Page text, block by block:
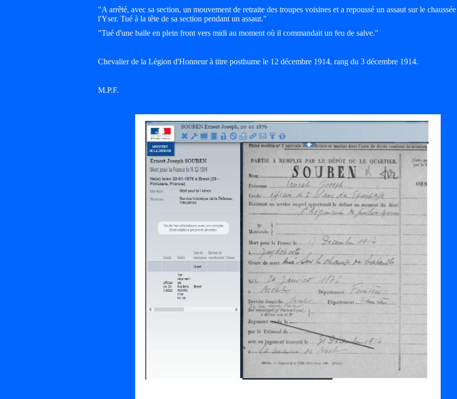
"A arrêté, avec sa section, un mouvement de retraite des troupes voisines et a repoussé un assaut sur le
l'Yser. Tué à la tête de sa section pendant un assaut."
"Tué d'une balle en plein front vers midi au moment où il commandait un feu de salve."
Chevalier de la Légion d'Honneur à titre posthume le 12 décembre 1914, rang du 3 décembre 1914.
M.P.F.